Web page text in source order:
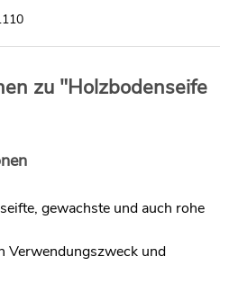
zu "Holzbodenseife
gewachste und auch rohe
Verwendungszweck und